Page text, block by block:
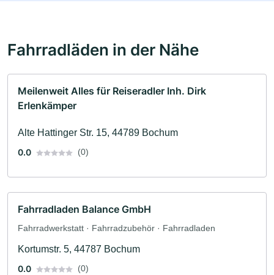
Fahrradläden in der Nähe
Meilenweit Alles für Reiseradler Inh. Dirk
Erlenkämper
Alte Hattinger Str. 15, 44789 Bochum
0.0
(0)
Fahrradladen Balance GmbH
Fahrradwerkstatt · Fahrradzubehör · Fahrradladen
Kortumstr. 5, 44787 Bochum
0.0
(0)